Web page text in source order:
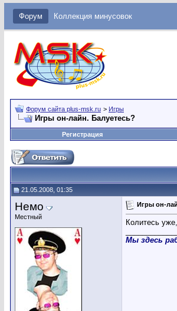
Форум Коллекция минусовок
Форум сайта plus-msk.ru > Игры
Игры он-лайн. Балуетесь?
Регистрация
21.05.2008, 01:35
Немо
Местный
Игры он-
Колитесь
Мы здесь